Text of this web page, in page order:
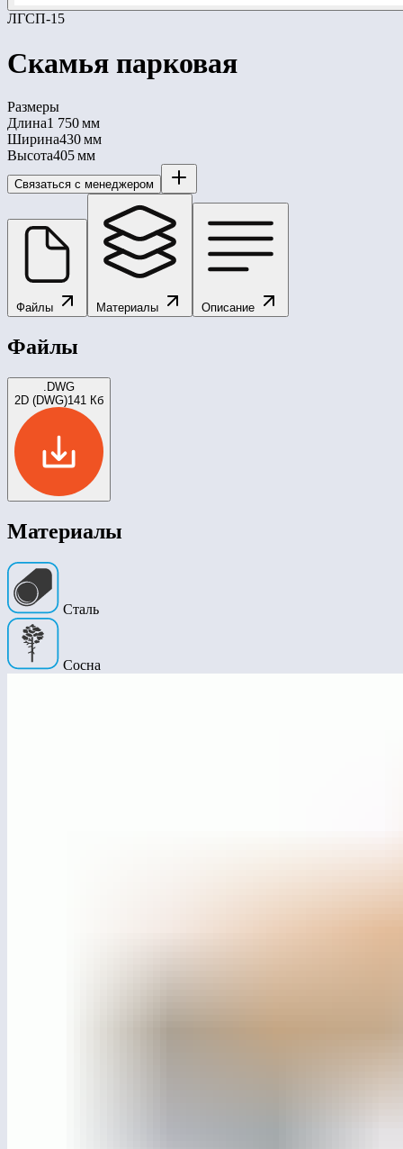
ЛГСП-15
Скамья парковая
Размеры
Длина1 750 мм
Ширина430 мм
Высота405 мм
Связаться с менеджером
Файлы Материалы Описание
Файлы
.DWG
2D (DWG)141 Кб
Материалы
Сталь
Сосна